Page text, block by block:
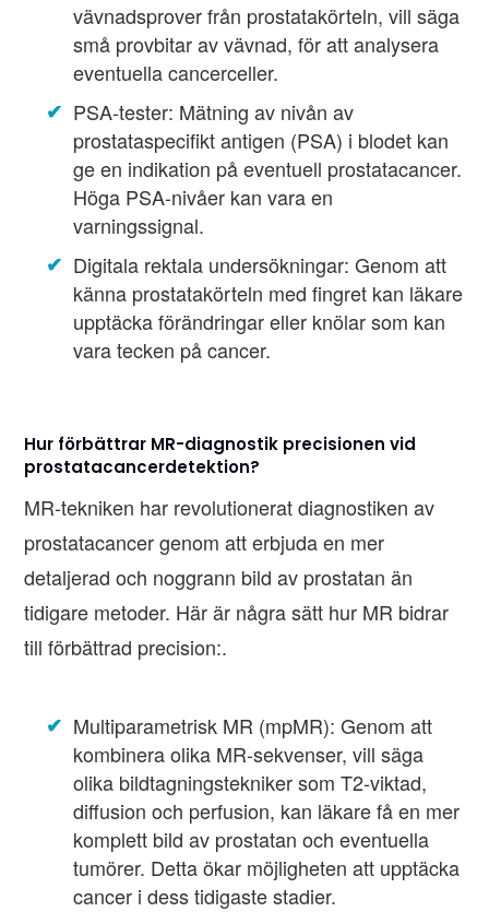
vävnadsprover från prostatakörteln, vill säga
små provbitar av vävnad, för att analysera
eventuella cancerceller.
PSA-tester: Mätning av nivån av
prostataspecifikt antigen (PSA) i blodet kan
ge en indikation på eventuell prostatacancer.
Höga PSA-nivåer kan vara en
varningssignal.
Digitala rektala undersökningar: Genom att
känna prostatakörteln med fingret kan läkare
upptäcka förändringar eller knölar som kan
vara tecken på cancer.
Hur förbättrar MR-diagnostik precisionen vid
prostatacancerdetektion?
MR-tekniken har revolutionerat diagnostiken av
prostatacancer genom att erbjuda en mer
detaljerad och noggrann bild av prostatan än
tidigare metoder. Här är några sätt hur MR bidrar
till förbättrad precision:.
Multiparametrisk MR (mpMR): Genom att
kombinera olika MR-sekvenser, vill säga
olika bildtagningstekniker som T2-viktad,
diffusion och perfusion, kan läkare få en mer
komplett bild av prostatan och eventuella
tumörer. Detta ökar möjligheten att upptäcka
cancer i dess tidigaste stadier.